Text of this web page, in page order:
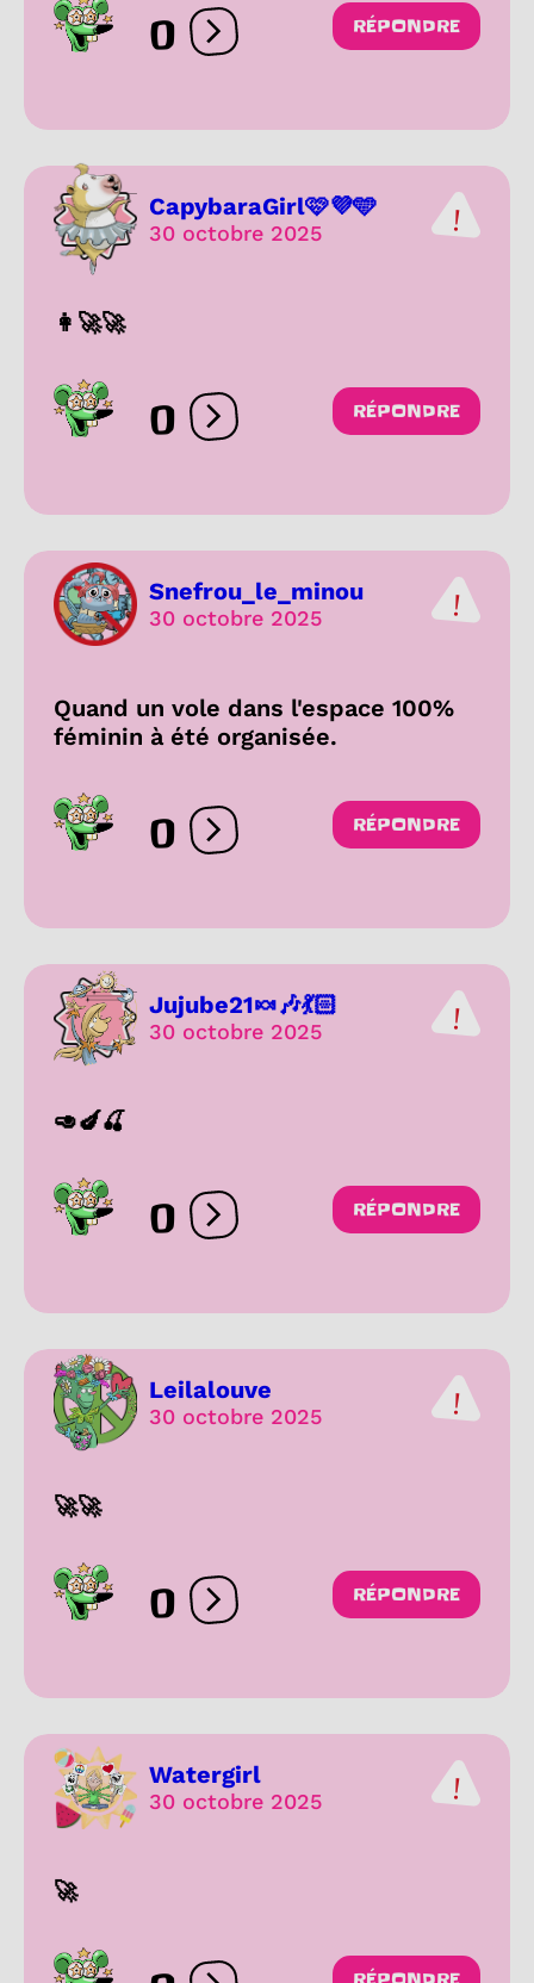
0 Ouvrir les réactions
RÉPONDRE
CapybaraGirl🩷💜🩵
30 octobre 2025
👩‍🚀🚀
0 Ouvrir les réactions
RÉPONDRE
Snefrou_le_minou
30 octobre 2025
Quand un vole dans l'espace 100%
féminin à été organisée.
0 Ouvrir les réactions
RÉPONDRE
Jujube21🍬🎶💃🏻
30 octobre 2025
🥑🍆🍒
0 Ouvrir les réactions
RÉPONDRE
Leilalouve
30 octobre 2025
🚀🚀
0 Ouvrir les réactions
RÉPONDRE
Watergirl
30 octobre 2025
🚀